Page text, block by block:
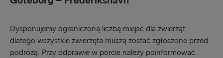
Dysponujemy ograniczoną liczbą miejsc dla zwierząt,
dlatego wszystkie zwierzęta muszą zostać zgłoszone przed
podróżą. Przy odprawie w porcie należy poinformować